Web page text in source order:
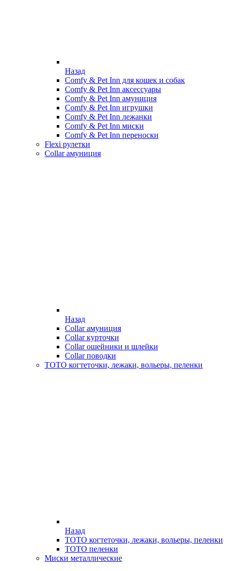
Назад
Comfy & Pet Inn для кошек и собак
Comfy & Pet Inn аксессуары
Comfy & Pet Inn амуниция
Comfy & Pet Inn игрушки
Comfy & Pet Inn лежанки
Comfy & Pet Inn миски
Comfy & Pet Inn переноски
Flexi рулетки
Collar амуниция
Назад
Collar амуниция
Collar курточки
Collar ошейники и шлейки
Collar поводки
ТОТО когтеточки, лежаки, вольеры, пеленки
Назад
ТОТО когтеточки, лежаки, вольеры, пеленки
ТОТО пеленки
Миски металлические